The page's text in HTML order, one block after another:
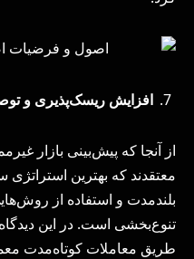
افزایش ریسک‌پذیری و
از آنجا که پیش‌بینی بازار
معتقدند که بهترین استراتژی
بلندمدت و استفاده از
تنوع‌بخشی است. در این
طریق معاملات کوتاه‌مدت